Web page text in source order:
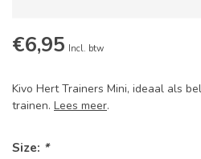
€6,95 Incl. btw
Kivo Hert Trainers Mini, ideaal als
trainen. Lees meer.
Size: *